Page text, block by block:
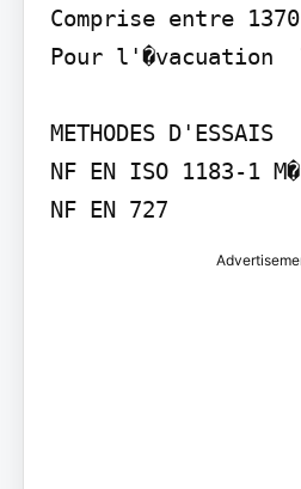
Comprise entre
Pour l'�vacuation
METHODES D'ESSAIS
NF EN ISO 1183-1